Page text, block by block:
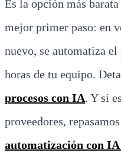
Es la opción más
mejor primer paso: en
nuevo, se automatiza
horas de tu equipo.
procesos con IA. Y si
proveedores, repasamos
automatización con